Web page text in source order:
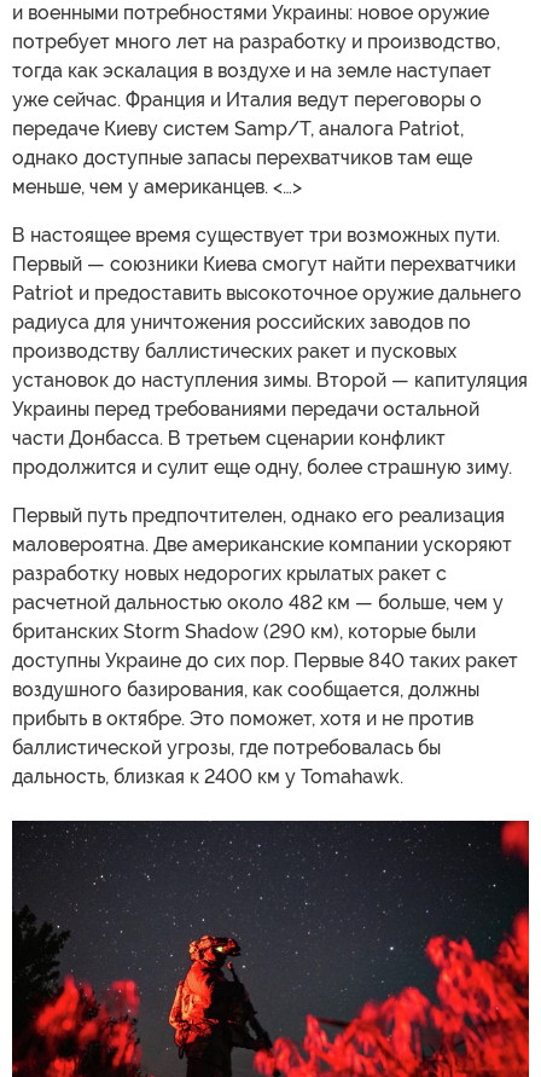
и военными потребностями Украины: новое оружие
потребует много лет на разработку и производство,
тогда как эскалация в воздухе и на земле наступает
уже сейчас. Франция и Италия ведут переговоры о
передаче Киеву систем Samp/T, аналога Patriot,
однако доступные запасы перехватчиков там еще
меньше, чем у американцев. <…>
В настоящее время существует три возможных пути.
Первый — союзники Киева смогут найти перехватчики
Patriot и предоставить высокоточное оружие дальнего
радиуса для уничтожения российских заводов по
производству баллистических ракет и пусковых
установок до наступления зимы. Второй — капитуляция
Украины перед требованиями передачи остальной
части Донбасса. В третьем сценарии конфликт
продолжится и сулит еще одну, более страшную зиму.
Первый путь предпочтителен, однако его реализация
маловероятна. Две американские компании ускоряют
разработку новых недорогих крылатых ракет с
расчетной дальностью около 482 км — больше, чем у
британских Storm Shadow (290 км), которые были
доступны Украине до сих пор. Первые 840 таких ракет
воздушного базирования, как сообщается, должны
прибыть в октябре. Это поможет, хотя и не против
баллистической угрозы, где потребовалась бы
дальность, близкая к 2400 км у Tomahawk.